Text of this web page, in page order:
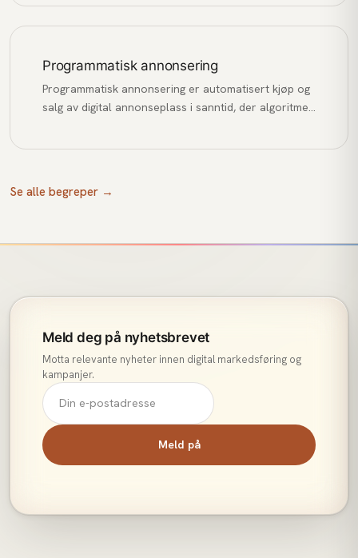
Programmatisk annonsering
Programmatisk annonsering er automatisert kjøp og
salg av digital annonseplass i sanntid, der algoritmer
Se alle begreper →
Meld deg på nyhetsbrevet
Motta relevante nyheter innen digital markedsføring og
kampanjer.
Meld på